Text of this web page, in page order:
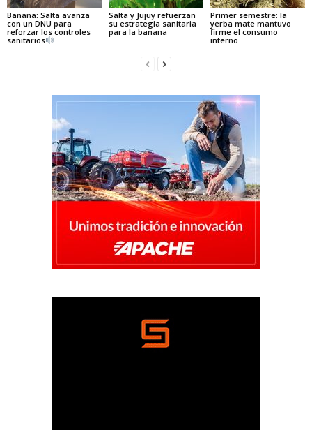
Banana: Salta avanza
con un DNU para
reforzar los controles
sanitarios
Salta y Jujuy refuerzan
su estrategia sanitaria
para la banana
Primer semestre: la
yerba mate mantuvo
firme el consumo
interno